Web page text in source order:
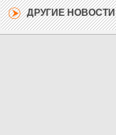
ДРУГИЕ НОВОСТИ